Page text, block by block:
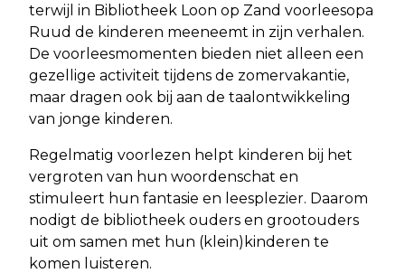
terwijl in Bibliotheek Loon op Zand voorleesopa
Ruud de kinderen meeneemt in zijn verhalen.
De voorleesmomenten bieden niet alleen een
gezellige activiteit tijdens de zomervakantie,
maar dragen ook bij aan de taalontwikkeling
van jonge kinderen.
Regelmatig voorlezen helpt kinderen bij het
vergroten van hun woordenschat en
stimuleert hun fantasie en leesplezier. Daarom
nodigt de bibliotheek ouders en grootouders
uit om samen met hun (klein)kinderen te
komen luisteren.